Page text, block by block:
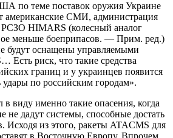
по теме поставок оружия Украине
американские СМИ, администрация
РСЗО HIMARS (колесный аналог
меньше боеприпасов. — Прим. ред.)
будут оснащены управляемыми
Есть риск, что такие средства
границ и у украинцев появится
по российским городам».
виду именно такие опасения, когда
не дадут системы, способные достать
Исходя из этого, ракеты ATACMS для